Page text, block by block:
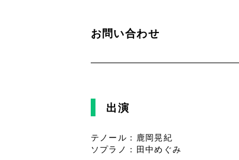
お問い合わせ
出演
テノール：鹿岡晃紀
ソプラノ：田中めぐみ